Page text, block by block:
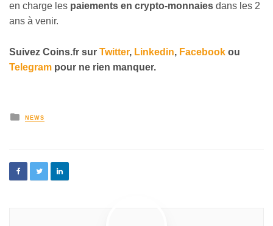
en charge les paiements en crypto-monnaies dans les 2
ans à venir.
Suivez Coins.fr sur Twitter, Linkedin, Facebook ou
Telegram pour ne rien manquer.
NEWS